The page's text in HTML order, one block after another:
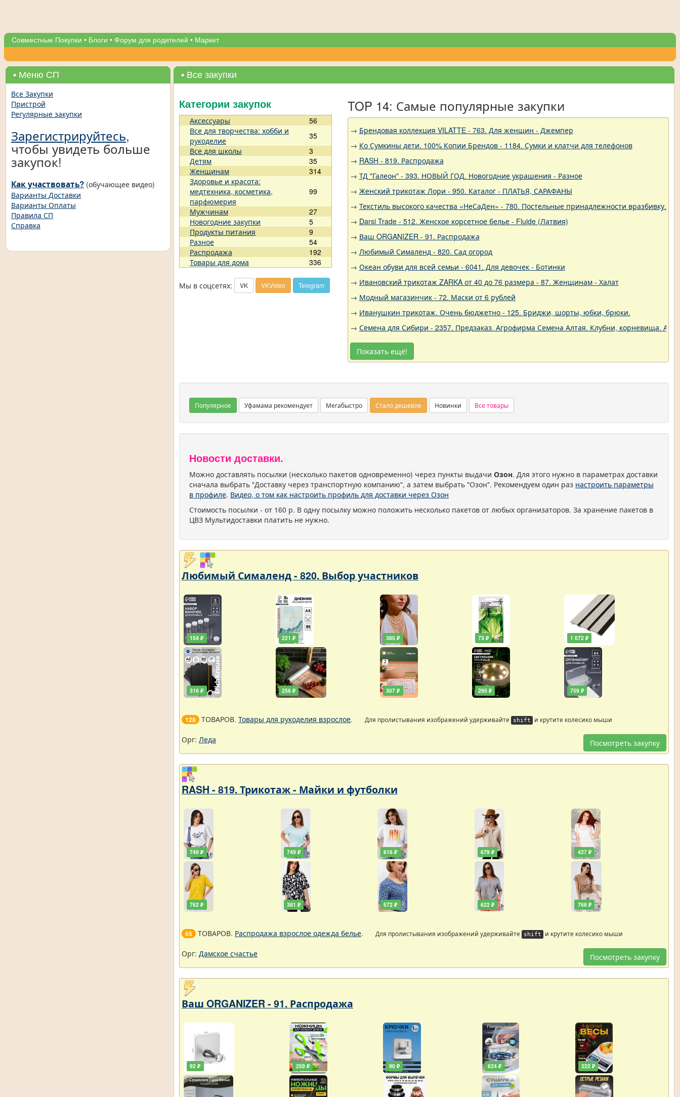
Совместные Покупки • Блоги • Форум для родителей • Маркет
• Меню СП
Все Закупки
Пристрой
Регулярные закупки
Зарегистрируйтесь,
чтобы увидеть больше
закупок!
Как участвовать? (обучающее видео)
Варианты Доставки
Варианты Оплаты
Правила СП
Справка
• Все закупки
Категории закупок
Аксессуары
56
Все для творчества: хобби и
рукоделие
35
Все для школы
3
Детям
35
Женщинам
314
Здоровье и красота:
медтехника, косметика,
парфюмерия
99
Мужчинам
27
Новогодние закупки
5
Продукты питания
9
Разное
54
Распродажа
192
Товары для дома
336
Мы в соцсетях: VK VKVideo Telegram
TOP 14: Самые популярные закупки
→ Брендовая коллекция VILATTE - 763. Для женщин - Джемпер
→ Ко Сумкины дети. 100% Копии Брендов - 1184. Сумки и клатчи для телефонов
→ RASH - 819. Распродажа
→ ТД "Галеон" - 393. НОВЫЙ ГОД. Новогодние украшения - Разное
→ Женский трикотаж Лори - 950. Каталог - ПЛАТЬЯ, САРАФАНЫ
→ Текстиль высокого качества «НеСаДен» - 780. Постельные принадлежности вразбивку.
→ Darsi Trade - 512. Женское корсетное белье - Fluide (Латвия)
→ Ваш ORGANIZER - 91. Распродажа
→ Любимый Сималенд - 820. Сад огород
→ Океан обуви для всей семьи - 6041. Для девочек - Ботинки
→ Ивановский трикотаж ZARKA от 40 до 76 размера - 87. Женщинам - Халат
→ Модный магазинчик - 72. Маски от 6 рублей
→ Иванушкин трикотаж. Очень бюджетно - 125. Бриджи, шорты, юбки, брюки.
→ Семена для Сибири - 2357. Предзаказ. Агрофирма Семена Алтая. Клубни, корневища.
Показать ещё!
Популярное Уфамама рекомендует Мегабыстро Стало дешевле Новинки Все товары
Новости доставки.
Можно доставлять посылки (несколько пакетов одновременно) через пункты выдачи Озон. Для этого нужно в параметрах доставки
сначала выбрать "Доставку через транспортную компанию", а затем выбрать "Озон". Рекомендуем один раз настроить параметры
в профиле. Видео, о том как настроить профиль для доставки через Озон
Стоимость посылки - от 160 р. В одну посылку можно положить несколько пакетов от любых организаторов. За хранение пакетов в
ЦВЗ Мультидоставки платить не нужно.
Любимый Сималенд - 820. Выбор участников
154 ₽
316 ₽
221 ₽
256 ₽
385 ₽
307 ₽
73 ₽
295 ₽
1 072 ₽
759 ₽
128 ТОВАРОВ. Товары для рукоделия взрослое. Для пролистывания изображений удерживайте shift и крутите колесико мыши
Посмотреть закупку
Орг: Леда
RASH - 819. Трикотаж - Майки и футболки
749 ₽
762 ₽
749 ₽
381 ₽
616 ₽
572 ₽
679 ₽
622 ₽
427 ₽
768 ₽
65 ТОВАРОВ. Распродажа взрослое одежда белье. Для пролистывания изображений удерживайте shift и крутите колесико мыши
Посмотреть закупку
Орг: Дамское счастье
Ваш ORGANIZER - 91. Распродажа
92 ₽ 259 ₽ 90 ₽ 624 ₽ 222 ₽